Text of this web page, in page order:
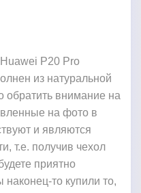
P20 Pro
из натуральной
обратить внимание на
на фото в
и являются
т.е. получив чехол
приятно
то купили то,